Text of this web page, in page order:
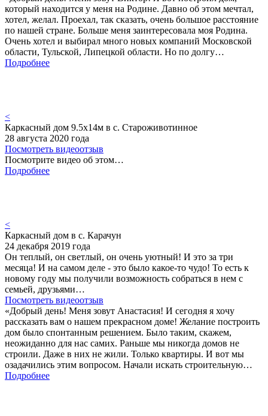
который находится у меня на Родине. Давно об этом мечтал,
хотел, желал. Проехал, так сказать, очень большое расстояние
по нашей стране. Больше меня заинтересовала моя Родина.
Очень хотел и выбирал много новых компаний Московской
области, Тульской, Липецкой области. Но по долгу…
Подробнее
<
Каркасный дом 9.5х14м в с. Староживотинное
28 августа 2020 года
Посмотреть видеоотзыв
Посмотрите видео об этом…
Подробнее
<
Каркасный дом в с. Карачун
24 декабря 2019 года
Он теплый, он светлый, он очень уютный! И это за три
месяца! И на самом деле - это было какое-то чудо! То есть к
новому году мы получили возможность собраться в нем с
семьей, друзьями…
Посмотреть видеоотзыв
«Добрый день! Меня зовут Анастасия! И сегодня я хочу
рассказать вам о нашем прекрасном доме! Желание построить
дом было спонтанным решением. Было таким, скажем,
неожиданно для нас самих. Раньше мы никогда домов не
строили. Даже в них не жили. Только квартиры. И вот мы
озадачились этим вопросом. Начали искать строительную…
Подробнее